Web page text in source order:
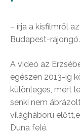
– írja a kisfilmről
Budapest-rajongó.
A videó az
egészen 2013-ig
különleges, mert
senki nem
világháború
Duna felé.